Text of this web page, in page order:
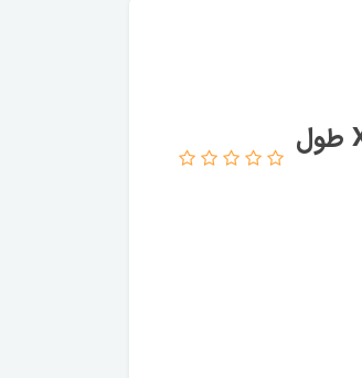
کابل تبدیل USB to Type c ایکس انرژی مدل X-123 طول